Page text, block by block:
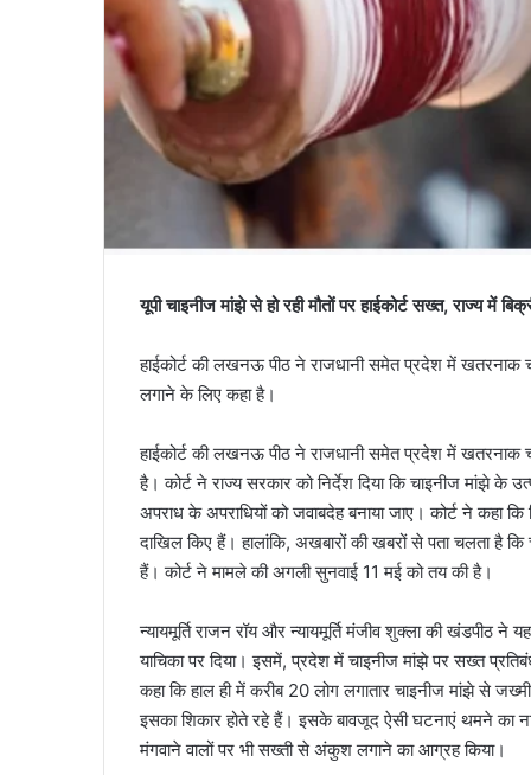
यूपी चाइनीज मांझे से हो रही मौतों पर हाईकोर्ट सख्त, राज्य में
हाईकोर्ट की लखनऊ पीठ ने राजधानी समेत प्रदेश में खतरनाक
लगाने के लिए कहा है।
हाईकोर्ट की लखनऊ पीठ ने राजधानी समेत प्रदेश में खतरनाक
है। कोर्ट ने राज्य सरकार को निर्देश दिया कि चाइनीज मांझे के
अपराध के अपराधियों को जवाबदेह बनाया जाए। कोर्ट ने कहा
दाखिल किए हैं। हालांकि, अखबारों की खबरों से पता चलता है
हैं। कोर्ट ने मामले की अगली सुनवाई 11 मई को तय की है।
न्यायमूर्ति राजन रॉय और न्यायमूर्ति मंजीव शुक्ला की खंडपीठ
याचिका पर दिया। इसमें, प्रदेश में चाइनीज मांझे पर सख्त
कहा कि हाल ही में करीब 20 लोग लगातार चाइनीज मांझे से
इसका शिकार होते रहे हैं। इसके बावजूद ऐसी घटनाएं थमने का
मंगवाने वालों पर भी सख्ती से अंकुश लगाने का आग्रह किया।